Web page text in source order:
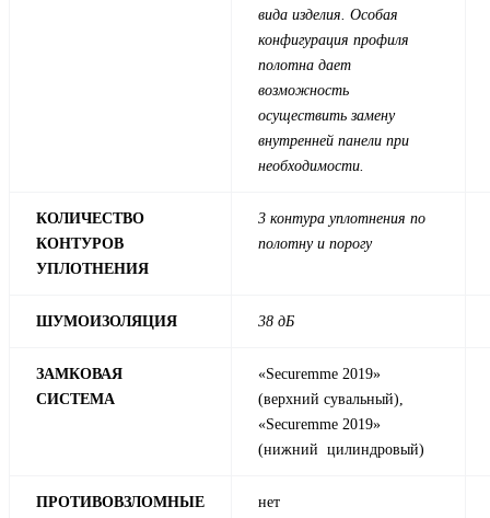
вида изделия. Особая
конфигурация профиля
полотна дает
возможность
осуществить замену
внутренней панели при
необходимости.
КОЛИЧЕСТВО
КОНТУРОВ
УПЛОТНЕНИЯ
3 контура уплотнения по
полотну и порогу
ШУМОИЗОЛЯЦИЯ 38 дБ
ЗАМКОВАЯ
СИСТЕМА
«Securemme 2019»
(верхний сувальный),
«Securemme 2019»
(нижний цилиндровый)
ПРОТИВОВЗЛОМНЫЕ нет